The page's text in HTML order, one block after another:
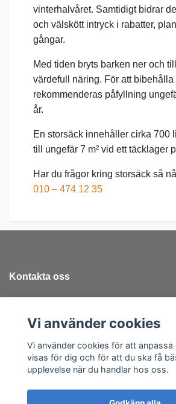
vinterhalvåret. Samtidigt bidrar
och välskött intryck i rabatter,
gångar.
Med tiden bryts barken ner och
värdefull näring. För att bibehålla
rekommenderas påfyllning
år.
En storsäck innehåller cirka 700
till ungefär 7 m² vid ett täcklager
Har du frågor kring storsäck så
010 – 474 12 35
Kontakta oss
Sociala medier
Vi använder cookies
Vi använder cookies för att anpassa
visas för dig och för att du ska få
upplevelse när du handlar hos oss.